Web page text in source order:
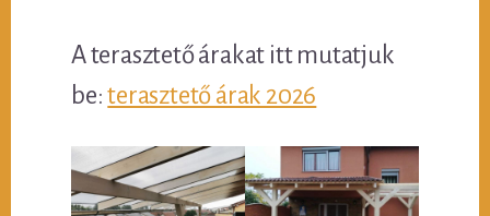
A terasztető árakat itt mutatjuk
be:terasztető árak 2026